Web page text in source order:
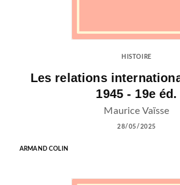
HISTOIRE
Les relations
1945 - 19e éd.
Maurice Vaïsse
28/05/2025
ARMAND COLIN